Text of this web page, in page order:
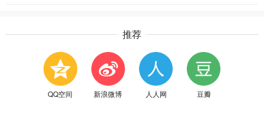
推荐
QQ空间 新浪微博 人人网 豆瓣